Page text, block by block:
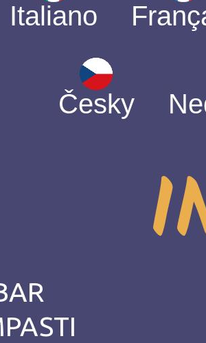
Italiano
Česky